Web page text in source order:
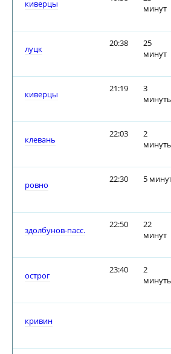
киверцы
минут
луцк
20:38
25
минут
киверцы
21:19
3
клевань
22:03
2
ровно
22:30 5
здолбунов-пасс.
22:50
22
минут
острог
23:40
2
кривин